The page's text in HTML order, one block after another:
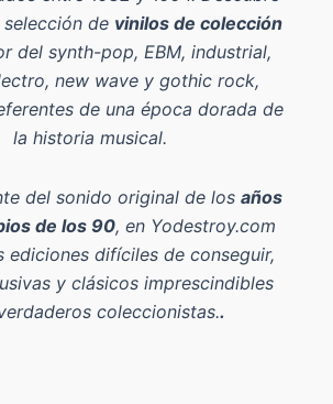
de vinilos de colección
del synth-pop, EBM, industrial,
new wave y gothic rock,
de una época dorada de
la historia musical.
del sonido original de los años
de los 90, en Yodestroy.com
ediciones difíciles de conseguir,
y clásicos imprescindibles
coleccionistas..